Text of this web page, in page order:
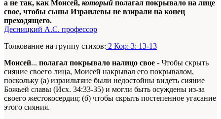
а не так, как Моисей, который полагал покрывало на лице
свое, чтобы сыны Израилевы не взирали на конец
преходящего.
Десницкий А.С. профессор
Толкование на группу стихов: 2 Кор: 3: 13-13
Моисей... полагал покрывало налицо свое - Чтобы скрыть
сияние своего лица, Моисей накрывал его покрывалом,
поскольку (а) израильтяне были недостойны видеть сияние
Божьей славы (Исх. 34:33-35) и могли быть осуждены из-за
своего жестокосердия; (б) чтобы скрыть постепенное угасание
этого сияния.